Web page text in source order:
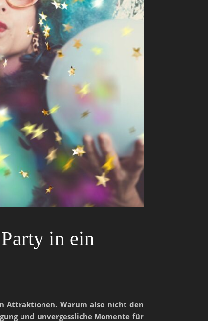
in ein
Attraktionen. Warum also nicht den
und unvergessliche Momente für